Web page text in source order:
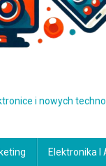
i nowych
Elektronika I